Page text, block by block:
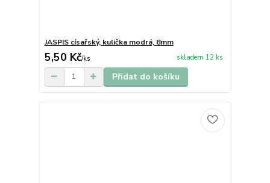
JASPIS císařský, kulička modrá, 8mm
5,50 Kč/ks skladem 12 ks
Přidat do košíku